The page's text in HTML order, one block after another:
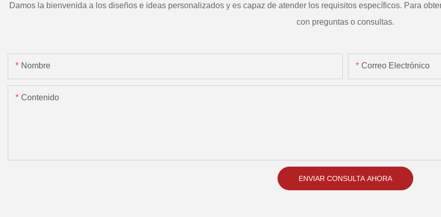
Damos la bienvenida a los diseños e ideas personalizados y es capaz de atender los requisitos específicos. Para
con preguntas o consultas.
Nombre Correo Electrónico
Contenido
ENVIAR CONSULTA AHORA